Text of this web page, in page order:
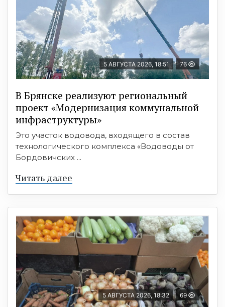
5 АВГУСТА 2026, 18:51 76
В Брянске реализуют региональный
проект «Модернизация коммунальной
инфраструктуры»
Это участок водовода, входящего в состав
технологического комплекса «Водоводы от
Бордовичских ...
Читать далее
5 АВГУСТА 2026, 18:32 69